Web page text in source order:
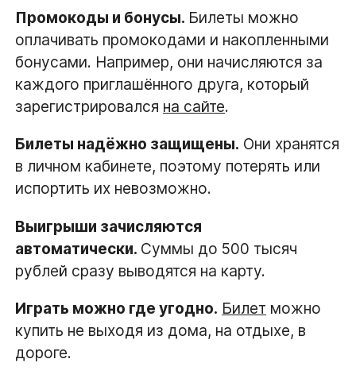
Промокоды и бонусы. Билеты можно
оплачивать промокодами и накопленными
бонусами. Например, они начисляются за
каждого приглашённого друга, который
зарегистрировался на сайте.
Билеты надёжно защищены. Они хранятся
в личном кабинете, поэтому потерять или
испортить их невозможно.
Выигрыши зачисляются
автоматически. Суммы до 500 тысяч
рублей сразу выводятся на карту.
Играть можно где угодно. Билет можно
купить не выходя из дома, на отдыхе, в
дороге.